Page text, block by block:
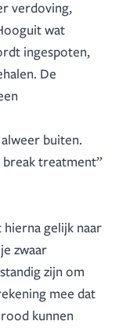
verdoving,
wat
ingespoten,
De
buiten.
treatment”
hierna gelijk naar
zwaar
zijn om
mee dat
kunnen